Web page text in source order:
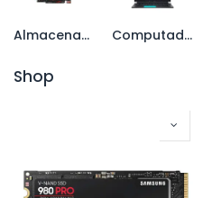
Almacenamiento Computadores
Shop